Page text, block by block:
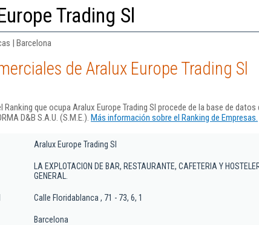
Trading Sl
| Barcelona
de Aralux Europe Trading Sl
Ranking que ocupa Aralux Europe Trading Sl procede de la base de
D&B S.A.U. (S.M.E.). Más información sobre el Ranking de Empresas.
Aralux Europe Trading Sl
LA EXPLOTACION DE BAR, RESTAURANTE, CAFETERIA Y
GENERAL.
Calle Floridablanca , 71 - 73, 6, 1
Barcelona